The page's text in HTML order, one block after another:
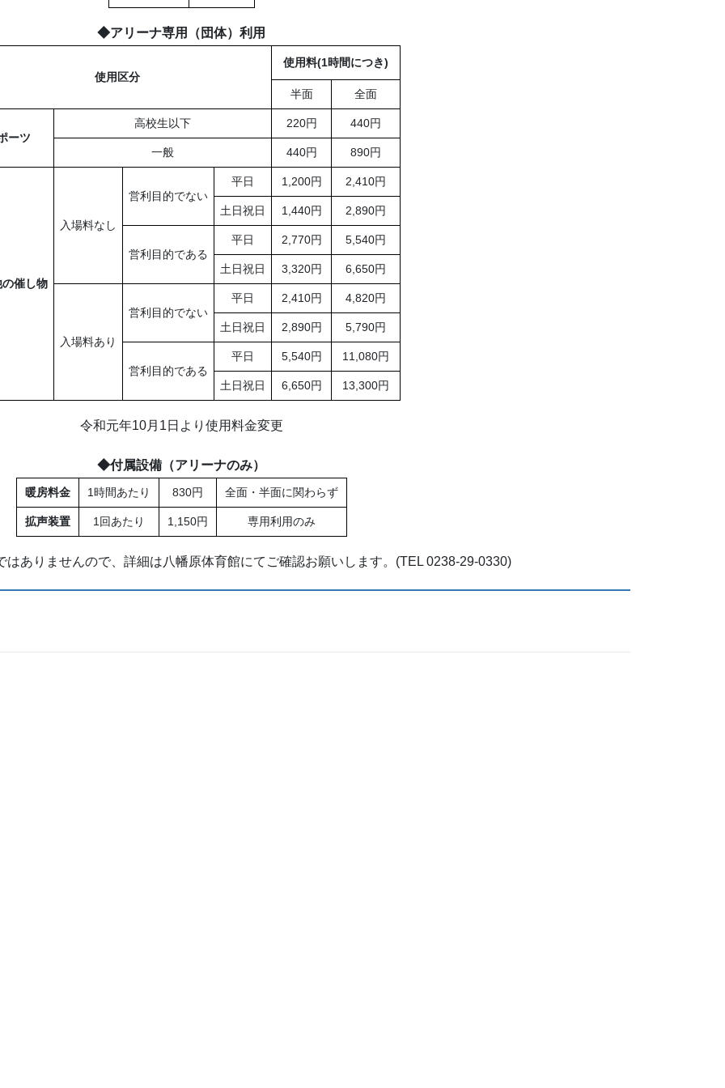
◆アリーナ専用（団体）利用
使用区分
使用料(1時間につき)
半面 全面
ーツ
高校生以下 220円 440円
一般 440円 890円
催し物
入場料なし
営利目的でない
平日 1,200円 2,410円
土日祝日 1,440円 2,890円
営利目的である
平日 2,770円 5,540円
土日祝日 3,320円 6,650円
入場料あり
営利目的でない
平日 2,410円 4,820円
土日祝日 2,890円 5,790円
営利目的である
平日 5,540円 11,080円
土日祝日 6,650円 13,300円
令和元年10月1日より使用料金変更
◆付属設備（アリーナのみ）
暖房料金 1時間あたり 830円 全面・半面に関わらず
拡声装置 1回あたり 1,150円 専用利用のみ
はありませんので、詳細は八幡原体育館にてご確認お願いします。(TEL 0238-29-0330)